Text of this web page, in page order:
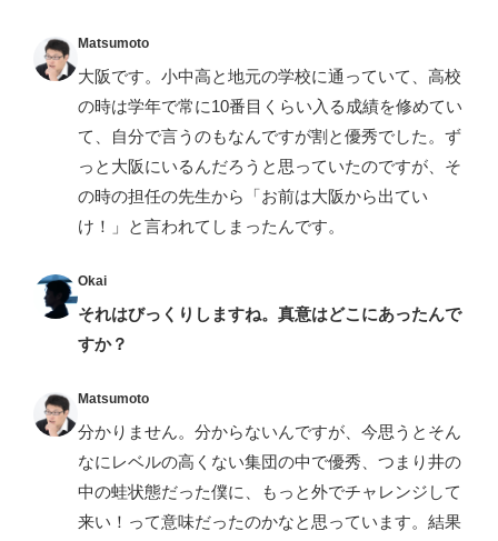
Matsumoto
大阪です。小中高と地元の学校に通っていて、高校
の時は学年で常に10番目くらい入る成績を修めてい
て、自分で言うのもなんですが割と優秀でした。ず
っと大阪にいるんだろうと思っていたのですが、そ
の時の担任の先生から「お前は大阪から出てい
け！」と言われてしまったんです。
Okai
それはびっくりしますね。真意はどこにあったんで
すか？
Matsumoto
分かりません。分からないんですが、今思うとそん
なにレベルの高くない集団の中で優秀、つまり井の
中の蛙状態だった僕に、もっと外でチャレンジして
来い！って意味だったのかなと思っています。結果